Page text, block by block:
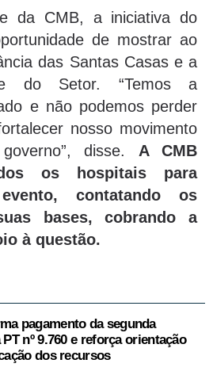
da CMB, a iniciativa do
de mostrar ao
das Santas Casas e a
do Setor. “Temos a
e não podemos perder
nosso movimento
disse. A CMB
os hospitais para
contatando os
bases, cobrando a
à questão.
pagamento da segunda
nº 9.760 e reforça orientação
dos recursos